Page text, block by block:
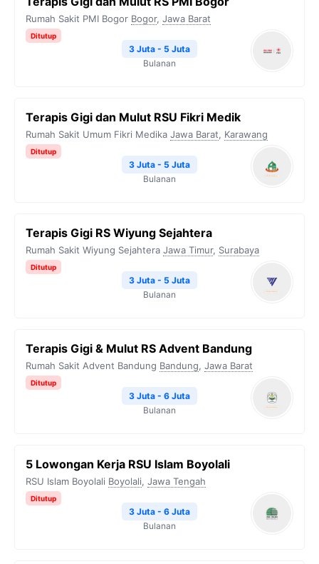
Rumah Sakit PMI Bogor Bogor, Jawa Barat
Ditutup
3 Juta - 5 Juta
Bulanan
Terapis Gigi dan Mulut RSU Fikri Medik
Rumah Sakit Umum Fikri Medika Jawa Barat, Karawang
Ditutup
3 Juta - 5 Juta
Bulanan
Terapis Gigi RS Wiyung Sejahtera
Rumah Sakit Wiyung Sejahtera Jawa Timur, Surabaya
Ditutup
3 Juta - 5 Juta
Bulanan
Terapis Gigi & Mulut RS Advent Bandung
Rumah Sakit Advent Bandung Bandung, Jawa Barat
Ditutup
3 Juta - 6 Juta
Bulanan
5 Lowongan Kerja RSU Islam Boyolali
RSU Islam Boyolali Boyolali, Jawa Tengah
Ditutup
3 Juta - 6 Juta
Bulanan